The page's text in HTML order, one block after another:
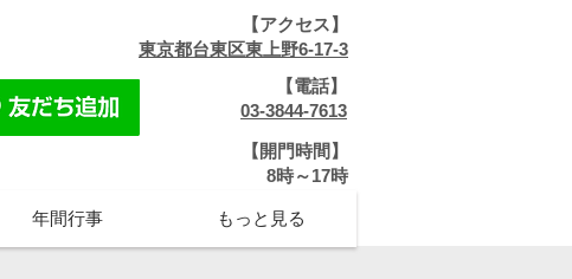
【アクセス】
東京都台東区東上野6-17-3
【電話】
03-3844-7613
【開門時間】
​8時～17時
年間行事 もっと見る